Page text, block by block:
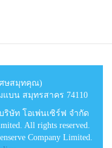
ศษสมุทคุณ)
บน สมุทรสาคร 74110
ริษัท โอเพ่นเซิร์ฟ จำกัด
All rights reserved.
Company Limited.